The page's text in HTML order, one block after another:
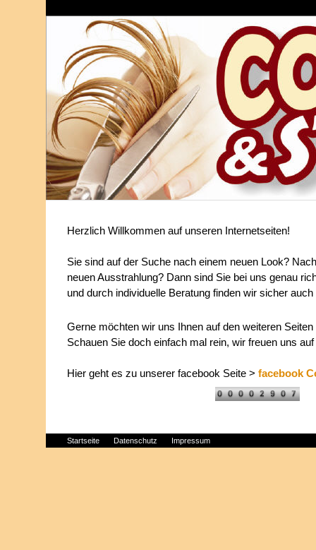
Herzlich Willkommen auf unseren Internetseiten!
Sie sind auf der Suche nach einem neuen Look?
neuen Ausstrahlung? Dann sind Sie bei uns genau
und durch individuelle Beratung finden wir sicher
Gerne möchten wir uns Ihnen auf den weiteren
Schauen Sie doch einfach mal rein, wir freuen uns
Hier geht es zu unserer facebook Seite > facebook
Startseite Datenschutz Impressum